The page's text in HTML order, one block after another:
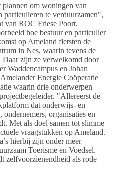
om woningen van
te verduurzamen",
van ROC Friese Poort.
hoe bestuur en particulier
op Ameland fietsten de
in Nes, waarin tevens de
Daar zijn ze verwelkomd door
Waddencampus en Johan
Energie Coöperatie
waarin drie onderwerpen
"Allereerst de
dat onderwijs- en
organisaties en
Met als doel samen tot slimme
vraagstukken op Ameland.
hierbij zijn onder meer
Toerisme en Voedsel.
zelfvoorzienendheid als rode